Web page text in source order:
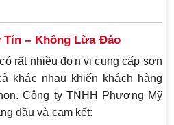
Tín – Không Lừa Đảo
rất nhiều đơn vị cung cấp sơn
khác nhau khiến khách hàng
Công ty TNHH Phương Mỹ
đầu và cam kết: